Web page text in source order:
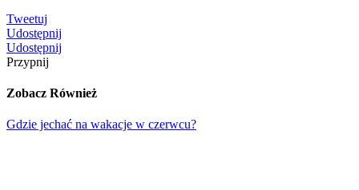
Tweetuj
Udostępnij
Udostępnij
Przypnij
Zobacz Również
Gdzie jechać na wakacje w czerwcu?